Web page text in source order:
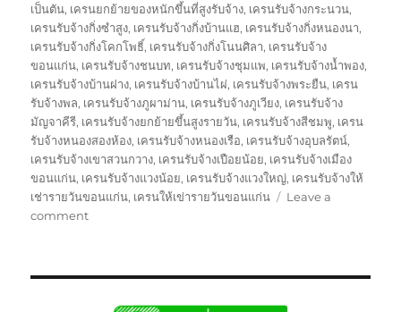
เป็นตัน, เครนยกย้ายของหนักขึ้นที่สูงรับจ้าง, เครนรับจ้างกระนวน,
เครนรับจ้างกิ่งซำสูง, เครนรับจ้างกิ่งบ้านแฮ, เครนรับจ้างกิ่งหนองนา,
เครนรับจ้างกิ่งโคกโพธิ์, เครนรับจ้างกิ่งโนนศิลา, เครนรับจ้าง
ขอนแก่น, เครนรับจ้างชนบท, เครนรับจ้างชุมแพ, เครนรับจ้างน้ำพอง,
เครนรับจ้างบ้านฝาง, เครนรับจ้างบ้านไผ่, เครนรับจ้างพระยืน, เครน
รับจ้างพล, เครนรับจ้างภูผาม่าน, เครนรับจ้างภูเวียง, เครนรับจ้าง
มัญจาคีรี, เครนรับจ้างยกย้ายขึ้นสูงรายวัน, เครนรับจ้างสีชมพู, เครน
รับจ้างหนองสองห้อง, เครนรับจ้างหนองเรือ, เครนรับจ้างอุบลรัตน์,
เครนรับจ้างเขาสวนกวาง, เครนรับจ้างเปือยน้อย, เครนรับจ้างเมือง
ขอนแก่น, เครนรับจ้างแวงน้อย, เครนรับจ้างแวงใหญ่, เครนรับจ้างให้
เช่ารายวันขอนแก่น, เครนให้เข่ารายวันขอนแก่น
Leave a
commenton